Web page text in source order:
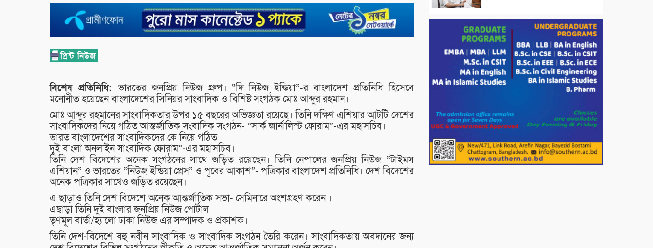
বিশেষ প্রতিনিধি:ভারতের জনপ্রিয় নিউজ গ্রুপ। “দি নিউজ ইন্ডিয়া”-র বাংলাদেশ প্রতিনিধি হিসেবে
মনোনীত হয়েছেন বাংলাদেশের সিনিয়র সাংবাদিক ও বিশিষ্ট সংগঠক মোঃ আব্দুর রহমান।
মোঃ আব্দুর রহমানের সাংবাদিকতার উপর ১৫ বছরের অভিজ্ঞতা রয়েছে। তিনি দক্ষিণ এশিয়ার আটটি দেশের
সাংবাদিকদের নিয়ে গঠিত আন্তর্জাতিক সংবাদিক সংগঠন- “সার্ক জার্নালিস্ট ফোরাম”-এর মহাসচিব।
ভারত বাংলাদেশের সাংবাদিকদের কে নিয়ে গঠিত
দুই বাংলা অনলাইন সাংবাদিক ফোরাম”-এর মহাসচিব।
তিনি দেশ বিদেশের অনেক সংগঠনের সাথে জড়িত রয়েছেন। তিনি নেপালের জনপ্রিয় নিউজ “টাইমস
এশিয়ান” ও ভারতের “নিউজ ইন্ডিয়া প্রেস” ও পূবের আকাশ”- পত্রিকার বাংলাদেশ প্রতিনিধি। দেশ বিদেশের
অনেক পত্রিকার সাথেও জড়িত রয়েছেন।
এ ছাড়াও তিনি দেশ বিদেশে অনেক আন্তর্জাতিক সভা- সেমিনারে অংশগ্রহণ করেন ।
এছাড়া তিনি দুই বাংলার জনপ্রিয় নিউজ পোর্টাল
তৃণমূল বার্তা/হ্যালো ঢাকা নিউজ এর সম্পাদক ও প্রকাশক।
তিনি দেশ-বিদেশে বহু নবীন সাংবাদিক ও সাংবাদিক সংগঠন তৈরি করেন। সাংবাদিকতায় অবদানের জন্য
চন্দনাইশের হাশিমপুর ৪ নং ওয়ার্ডে
৫’শতাধিক হতদরিদ্র পরিবারের মাঝে
খাদ্যসামগ্রী বিতরণ করেন মনজুর
মোরশেদ
পরিবেশ রক্ষায় পাটগ্রামে ইহসান ইয়ুথ
সার্কেলের বৃক্ষরোপণ
বিএনপি নেতা গুরুতর আহত
মুক্তিযোদ্ধা দবির উদ্দিন ফাউন্ডেশন